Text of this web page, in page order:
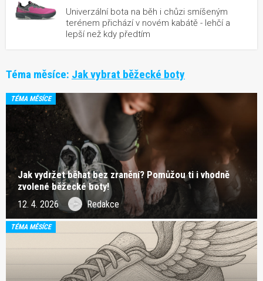
Univerzální bota na běh i chůzi smíšeným
terénem přichází v novém kabátě - lehčí a
lepší než kdy předtím
Téma měsíce: Jak vybrat běžecké boty
TÉMA MĚSÍCE
Jak vydržet běhat bez zranění? Pomůžou ti i vhodně
zvolené běžecké boty!
12. 4. 2026 Redakce
TÉMA MĚSÍCE